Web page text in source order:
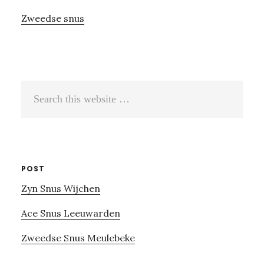
Zweedse snus
POST
Zyn Snus Wijchen
Ace Snus Leeuwarden
Zweedse Snus Meulebeke